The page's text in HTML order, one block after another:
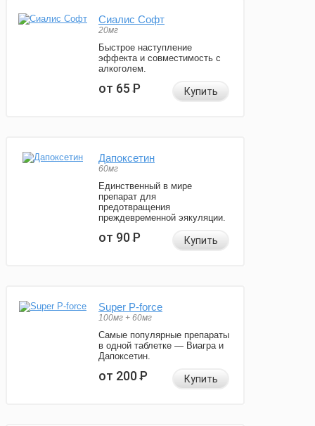
Сиалис Софт
20мг
Быстрое наступление
эффекта и совместимость с
алкоголем.
от 65Р Купить
Дапоксетин
60мг
Единственный в мире
препарат для
предотвращения
преждевременной эякуляции.
от 90Р Купить
Super P-force
100мг + 60мг
Самые популярные препараты
в одной таблетке — Виагра и
Дапоксетин.
от 200Р Купить